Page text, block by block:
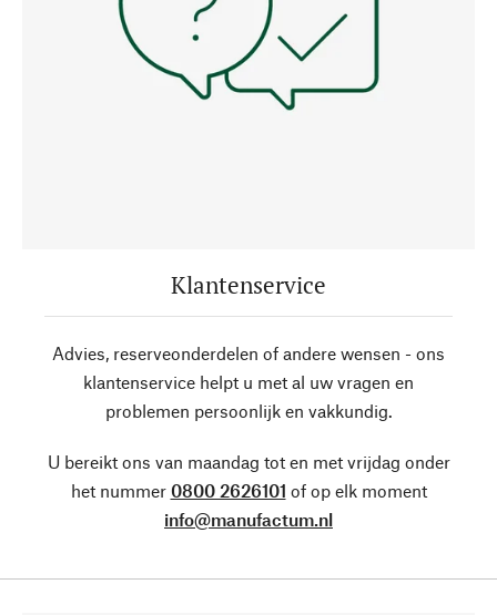
Klantenservice
Advies, reserveonderdelen of andere wensen - ons
klantenservice helpt u met al uw vragen en
problemen persoonlijk en vakkundig.
U bereikt ons van maandag tot en met vrijdag onder
het nummer 0800 2626101 of op elk moment
info@manufactum.nl